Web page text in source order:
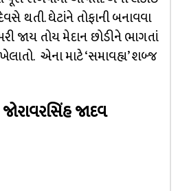
થતી. ઘેટાંને તોફાની બનાવવા
જાય તોય મેદાન છોડીને ભાગતાં
એના માટે ‘સમાવહ્ય’ શબ્જ
જાદવ